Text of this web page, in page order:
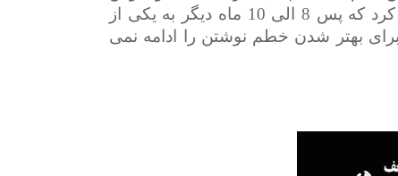
دیگر به یکی از
بهتر شدن خطم نوشتن را ادامه نمی